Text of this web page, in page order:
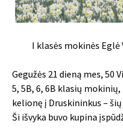
I klasės mokinės
Gegužės 21 dieną mes, 50
5, 5B, 6, 6B klasių
kelionę į Druskininkus –
Ši išvyka buvo kupina